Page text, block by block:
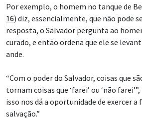
Por exemplo, o homem no tanque de
16) diz, essencialmente, que não pode
resposta, o Salvador pergunta ao
curado, e então ordena que ele se
ande.
“Com o poder do Salvador, coisas que
tornam coisas que ‘farei’ ou ‘não
isso nos dá a oportunidade de exercer a
salvação.”